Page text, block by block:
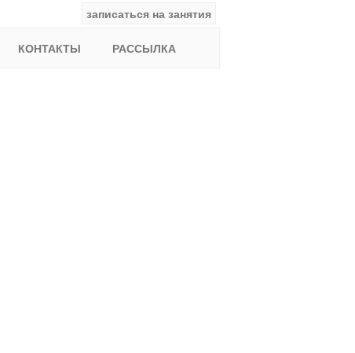
записаться на занятия
КОНТАКТЫ РАССЫЛКА